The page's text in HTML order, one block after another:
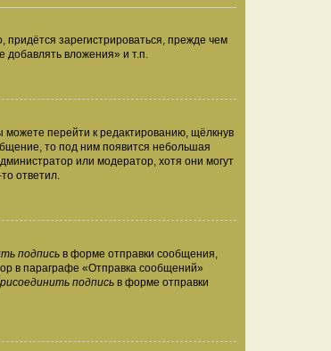
зарегистрироваться, прежде чем
вложения» и т.п.
перейти к редактированию, щёлкнув
то под ним появится небольшая
или модератор, хотя они могут
ответил.
подпись в форме отправки сообщения,
в параграфе «Отправка сообщений»
подпись в форме отправки